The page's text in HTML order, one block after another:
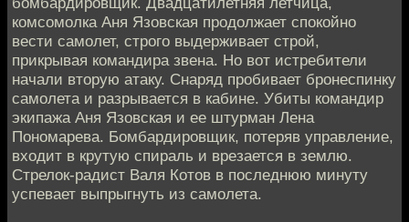
комсомолка Аня Язовская продолжает спокойно
вести самолет, строго выдерживает строй,
прикрывая командира звена. Но вот истребители
начали вторую атаку. Снаряд пробивает бронеспинку
самолета и разрывается в кабине. Убиты командир
экипажа Аня Язовская и ее штурман Лена
Пономарева. Бомбардировщик, потеряв управление,
входит в крутую спираль и врезается в землю.
Стрелок-радист Валя Котов в последнюю минуту
успевает выпрыгнуть из самолета.